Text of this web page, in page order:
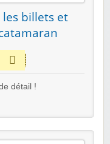
billets et
détail !